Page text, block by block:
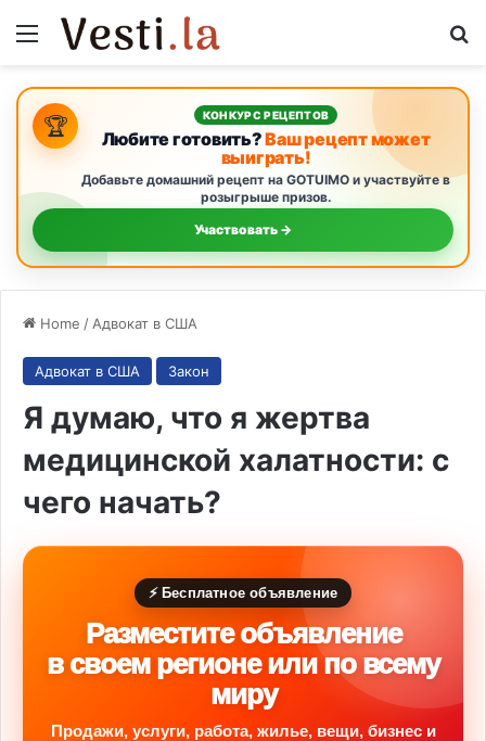
Menu
🏆 КОНКУРС РЕЦЕПТОВ
Любите готовить?Ваш рецепт может
выиграть!
Добавьте домашний рецепт на GOTUIMO и участвуйте в
розыгрыше призов.
Участвовать →
Home / Адвокат в США
Адвокат в США Закон
Я думаю, что я жертва
медицинской халатности: с
чего начать?
⚡ Бесплатное объявление
Разместите объявление
в своем регионе или по всему
миру
Продажи, услуги, работа, жилье, вещи, бизнес и